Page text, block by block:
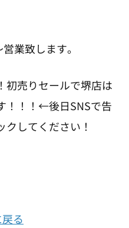
業致します。
初売りセールで堺店は
！！！←後日SNSで告
してください！
る